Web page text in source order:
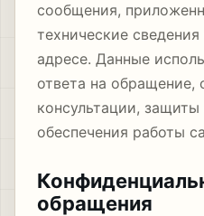
сообщения,
технические
адресе. Данные
ответа на обращение,
консультации,
обеспечения работы
обращения